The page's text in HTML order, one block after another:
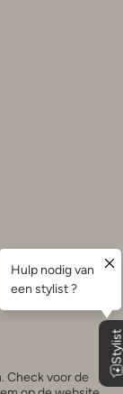
Check voor de